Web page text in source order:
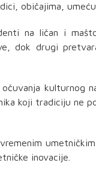
običajima,
na ličan i
dok drugi
kulturnog
koji tradiciju ne
inovacije.